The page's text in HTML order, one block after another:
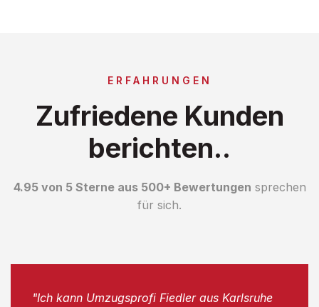
ERFAHRUNGEN
Zufriedene Kunden
berichten..
4.95 von 5 Sterne aus 500+ Bewertungen sprechen
für sich.
"Ich kann Umzugsprofi Fiedler aus Karlsruhe